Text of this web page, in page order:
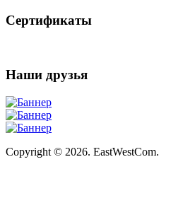
Сертификаты
Наши друзья
Copyright © 2026. EastWestCom.